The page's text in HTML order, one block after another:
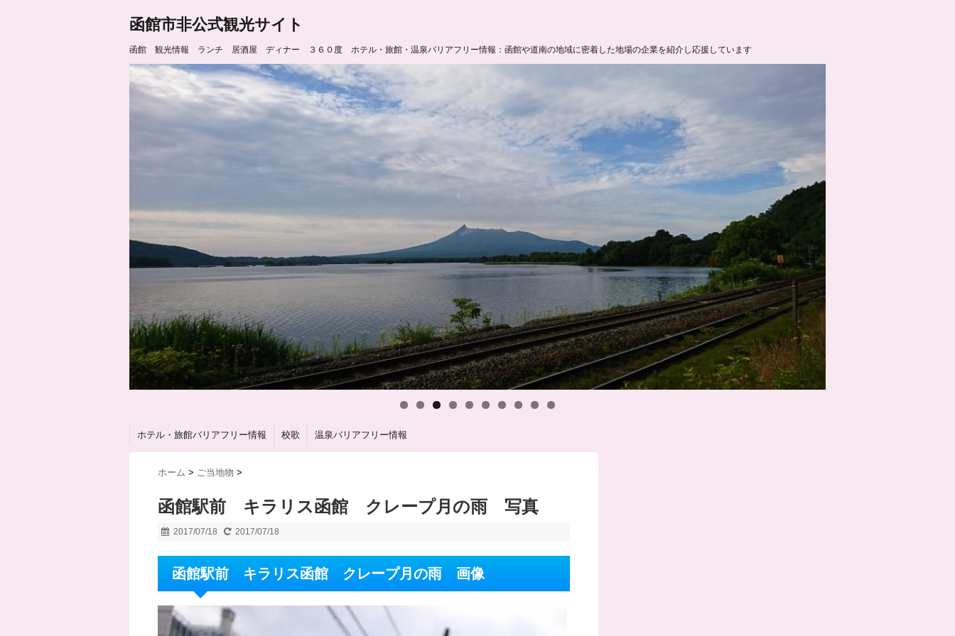
函館市非公式観光サイト
函館 観光情報 ランチ 居酒屋 ディナー ３６０度 ホテル・旅館・温泉バリアフリー情報：函館や道南の地域に密着した地場の企業を紹介し応援しています
ホテル・旅館バリアフリー情報 校歌 温泉バリアフリー情報
ホーム > ご当地物 >
函館駅前 キラリス函館 クレープ月の雨 写真
2017/07/18 2017/07/18
函館駅前 キラリス函館 クレープ月の雨 画像